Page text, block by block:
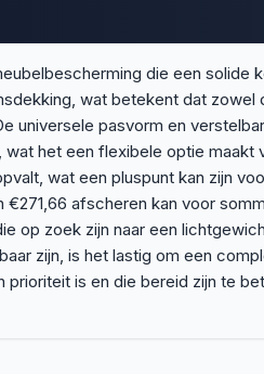
die een
wat betekent dat
universele pasvorm en
het een flexibele optie maakt
wat een pluspunt kan zijn
afscheren kan voor
op zoek zijn naar een
zijn, is het lastig om een
is en die bereid zijn te